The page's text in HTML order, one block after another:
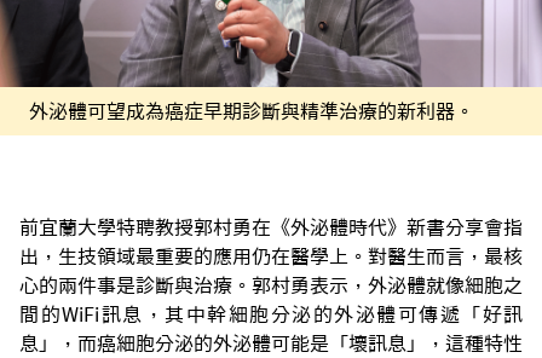
外泌體可望成為癌症早期診斷與精準治療的新利器。
前宜蘭大學特聘教授郭村勇在《外泌體時代》新書分享會指
出，生技領域最重要的應用仍在醫學上。對醫生而言，最核
心的兩件事是診斷與治療。郭村勇表示，外泌體就像細胞之
間的WiFi訊息，其中幹細胞分泌的外泌體可傳遞「好訊
息」，而癌細胞分泌的外泌體可能是「壞訊息」，這種特性